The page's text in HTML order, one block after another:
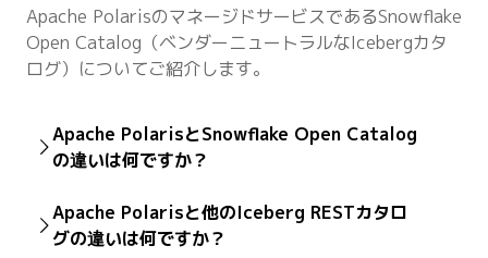
Apache PolarisのマネージドサービスであるSnowflake
Open Catalog（ベンダーニュートラルなIcebergカタ
ログ）についてご紹介します。
Apache PolarisとSnowflake Open Catalog
の違いは何ですか？
マットに特化したオープンソースのフル機能カタログで
す。
Apache Polarisと他のIceberg RESTカタロ
グの違いは何ですか？